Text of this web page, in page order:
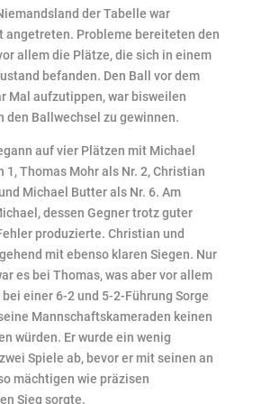
der Tabelle war
angetreten. Probleme bereiteten den
allem die Plätze, die sich in einem
befanden. Den Ball vor dem
Mal aufzutippen, war bisweilen
den Ballwechsel zu gewinnen.
auf vier Plätzen mit Michael
1, Thomas Mohr als Nr. 2, Christian
Michael Butter als Nr. 6. Am
dessen Gegner trotz guter
produzierte. Christian und
mit ebenso klaren Siegen. Nur
es bei Thomas, was aber vor allem
einer 6-2 und 5-2-Führung Sorge
Mannschaftskameraden keinen
würden. Er wurde ein wenig
Spiele ab, bevor er mit seinen an
mächtigen wie präzisen
Sieg sorgte.